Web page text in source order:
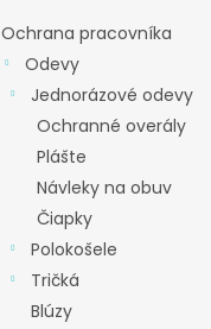
Ochrana pracovníka
Odevy
Jednorázové odevy
Ochranné overály
Plášte
Návleky na obuv
Čiapky
Polokošele
Tričká
Blúzy